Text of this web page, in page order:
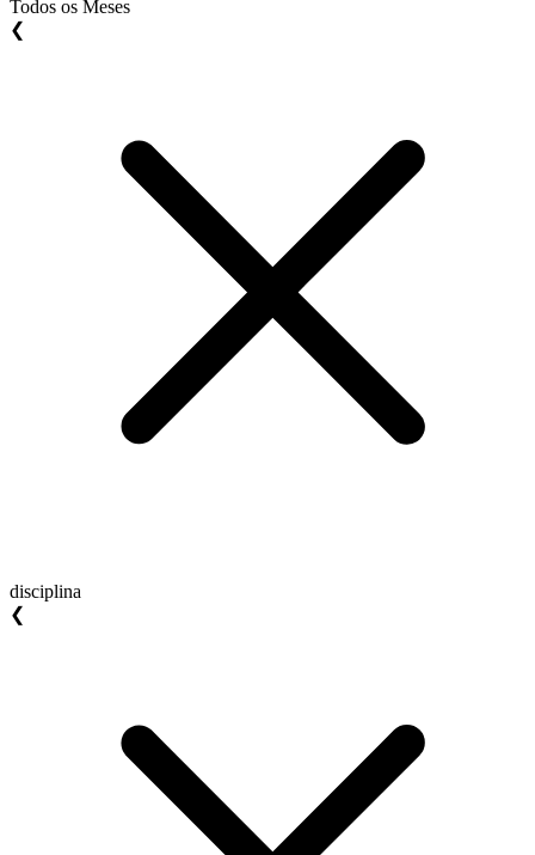
Todos os Meses
❮
disciplina
❮